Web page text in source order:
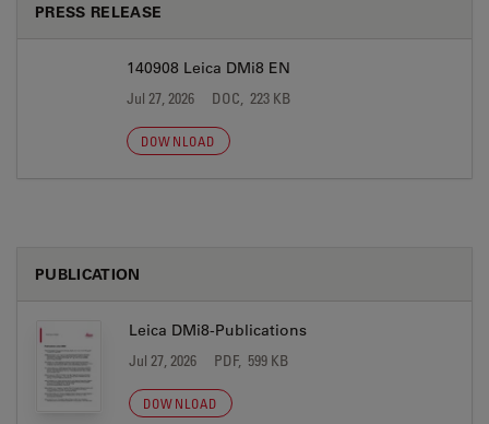
PRESS RELEASE
140908 Leica DMi8 EN
Jul 27, 2026 DOC, 223 KB
DOWNLOAD
PUBLICATION
Leica DMi8-Publications
Jul 27, 2026 PDF, 599 KB
DOWNLOAD